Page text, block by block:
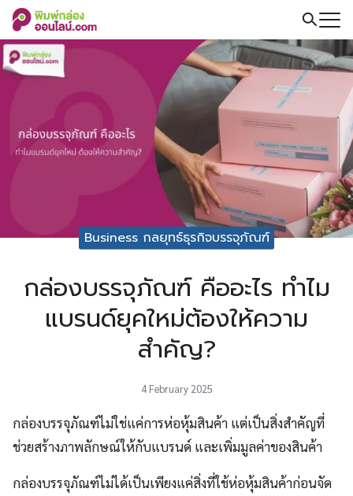
Skip
content
Search
for:
Business กลยุทธ์ธุรกิจบรรจุภัณฑ์
กล่องบรรจุภัณฑ์ คืออะไร ทำไม
แบรนด์ยุคใหม่ต้องให้ความ
สำคัญ?
4 February 2025
กล่องบรรจุภัณฑ์ไม่ใช่แค่การห่อหุ้มสินค้า แต่เป็นสิ่งสำคัญที่
ช่วยสร้างภาพลักษณ์ให้กับแบรนด์ และเพิ่มมูลค่าของสินค้า
กล่องบรรจุภัณฑ์ไม่ได้เป็นเพียงแค่สิ่งที่ใช้ห่อหุ้มสินค้าก่อนจัด